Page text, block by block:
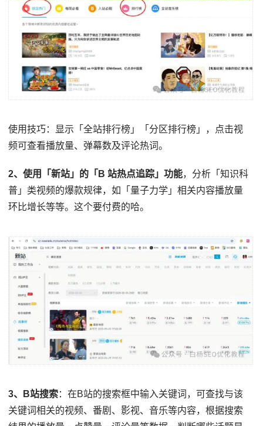
使用技巧：显示「全站排行榜」「分区排行榜」，点击视
频可查看播放量、弹幕数及评论热词。
2、使用「新站」的「B 站热点追踪」功能，分析「知识科
普」类视频的爆款规律，如「量子力学」相关内容播放量
环比增长等等。这个要付费的哈。
3、B站搜索：在B站的搜索框中输入关键词，可查找与该
关键词相关的视频、番剧、影视、音乐等内容，根据搜索